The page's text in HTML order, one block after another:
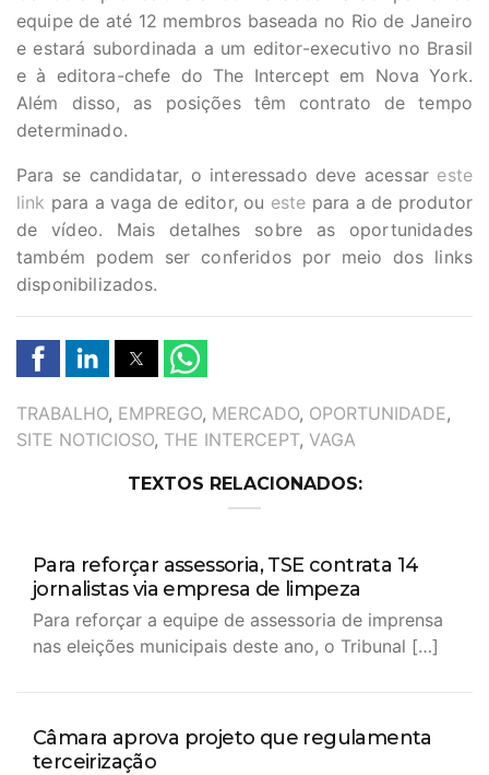
equipe de até 12 membros baseada no Rio de Janeiro
e estará subordinada a um editor-executivo no Brasil
e à editora-chefe do The Intercept em Nova York.
Além disso, as posições têm contrato de tempo
determinado.
Para se candidatar, o interessado deve acessar este
link para a vaga de editor, ou este para a de produtor
de vídeo. Mais detalhes sobre as oportunidades
também podem ser conferidos por meio dos links
disponibilizados.
TAGS
TRABALHO, EMPREGO, MERCADO, OPORTUNIDADE,
SITE NOTICIOSO, THE INTERCEPT, VAGA
TEXTOS RELACIONADOS:
Para reforçar assessoria, TSE contrata 14
jornalistas via empresa de limpeza
Para reforçar a equipe de assessoria de imprensa
nas eleições municipais deste ano, o Tribunal […]
Câmara aprova projeto que regulamenta
terceirização